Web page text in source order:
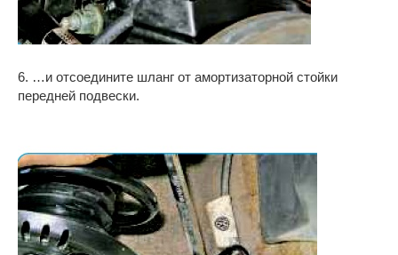
6. …и отсоедините шланг от амортизаторной стойки
передней подвески.